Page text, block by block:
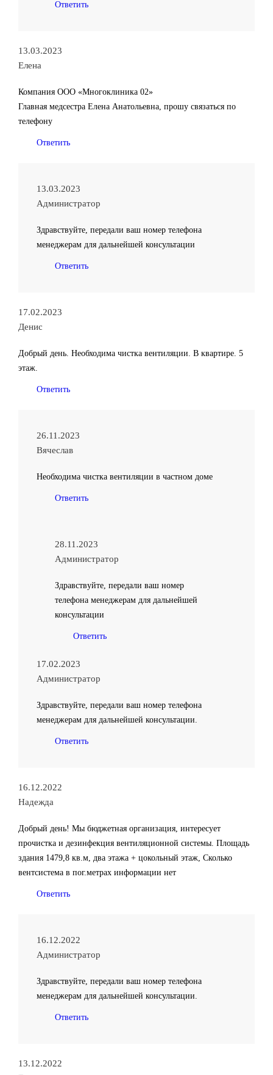
Ответить
13.03.2023
Елена
Компания ООО «Многоклиника 02»
Главная медсестра Елена Анатольевна, прошу связаться по
телефону
Ответить
13.03.2023
Администратор
Здравствуйте, передали ваш номер телефона
менеджерам для дальнейшей консультации
Ответить
17.02.2023
Денис
Добрый день. Необходима чистка вентиляции. В квартире. 5
этаж.
Ответить
26.11.2023
Вячеслав
Необходима чистка вентиляции в частном доме
Ответить
28.11.2023
Администратор
Здравствуйте, передали ваш номер
телефона менеджерам для дальнейшей
консультации
Ответить
17.02.2023
Администратор
Здравствуйте, передали ваш номер телефона
менеджерам для дальнейшей консультации.
Ответить
16.12.2022
Надежда
Добрый день! Мы бюджетная организация, интересует
прочистка и дезинфекция вентиляционной системы. Площадь
здания 1479,8 кв.м, два этажа + цокольный этаж, Сколько
вентсистема в пог.метрах информации нет
Ответить
16.12.2022
Администратор
Здравствуйте, передали ваш номер телефона
менеджерам для дальнейшей консультации.
Ответить
13.12.2022